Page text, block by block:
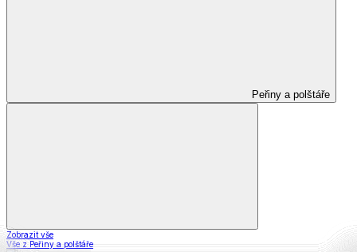
Peřiny a polštáře
Zobrazit vše
Vše z Peřiny a polštáře